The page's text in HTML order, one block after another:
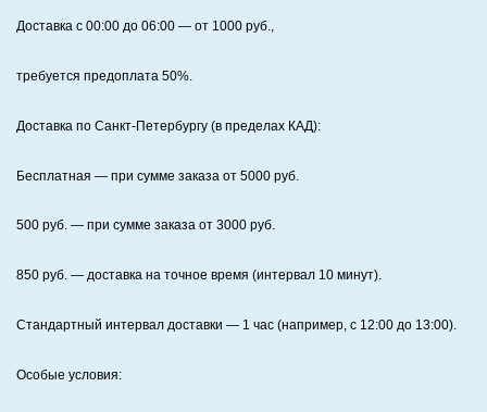
Доставка с 00:00 до 06:00 — от 1000 руб.,
требуется предоплата 50%.
Доставка по Санкт‑Петербургу (в пределах КАД):
Бесплатная — при сумме заказа от 5000 руб.
500 руб. — при сумме заказа от 3000 руб.
850 руб. — доставка на точное время (интервал 10 минут).
Стандартный интервал доставки — 1 час (например, с 12:00 до 13:00).
Особые условия: